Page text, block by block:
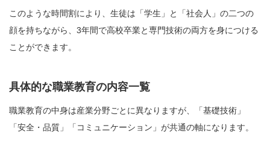
このような時間割により、生徒は「学生」と「社会人」の二つの
顔を持ちながら、3年間で高校卒業と専門技術の両方を身につける
ことができます。
具体的な職業教育の内容一覧
職業教育の中身は産業分野ごとに異なりますが、「基礎技術」
「安全・品質」「コミュニケーション」が共通の軸になります。